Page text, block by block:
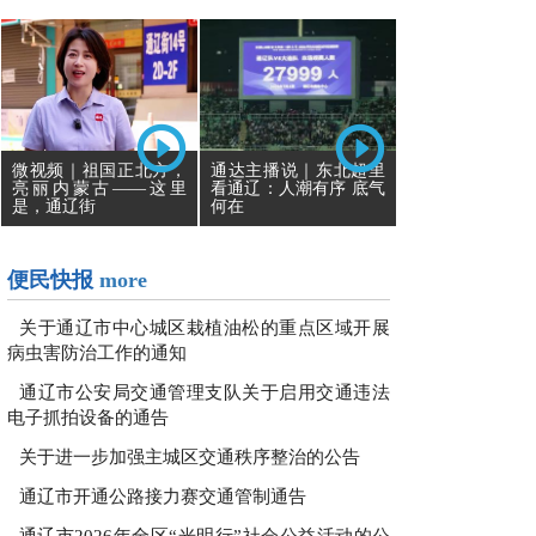
微视频｜祖国正北方，
亮丽内蒙古——这里
是，通辽街
通达主播说｜东北超里
看通辽：人潮有序 底气
何在
便民快报 more
关于通辽市中心城区栽植油松的重点区域开展
病虫害防治工作的通知
通辽市公安局交通管理支队关于启用交通违法
电子抓拍设备的通告
关于进一步加强主城区交通秩序整治的公告
通辽市开通公路接力赛交通管制通告